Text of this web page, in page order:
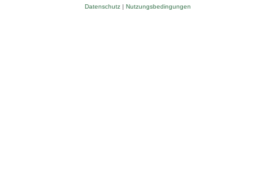
Datenschutz| Nutzungsbedingungen